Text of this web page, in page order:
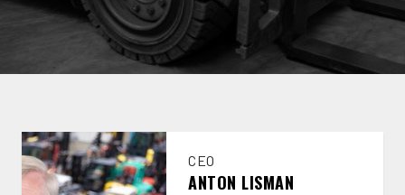
CEO
ANTON LISMAN